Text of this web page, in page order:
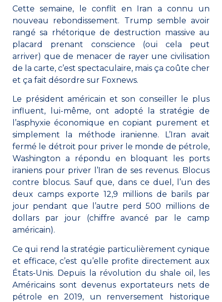
Cette semaine, le conflit en Iran a connu un
nouveau rebondissement. Trump semble avoir
rangé sa rhétorique de destruction massive au
placard prenant conscience (oui cela peut
arriver) que de menacer de rayer une civilisation
de la carte, c’est spectaculaire, mais ça coûte cher
et ça fait désordre sur Foxnews.
Le président américain et son conseiller le plus
influent, lui-même, ont adopté la stratégie de
l’asphyxie économique en copiant purement et
simplement la méthode iranienne. L’Iran avait
fermé le détroit pour priver le monde de pétrole,
Washington a répondu en bloquant les ports
iraniens pour priver l’Iran de ses revenus. Blocus
contre blocus. Sauf que, dans ce duel, l’un des
deux camps exporte 12,9 millions de barils par
jour pendant que l’autre perd 500 millions de
dollars par jour (chiffre avancé par le camp
américain).
Ce qui rend la stratégie particulièrement cynique
et efficace, c’est qu’elle profite directement aux
États-Unis. Depuis la révolution du shale oil, les
Américains sont devenus exportateurs nets de
pétrole en 2019, un renversement historique